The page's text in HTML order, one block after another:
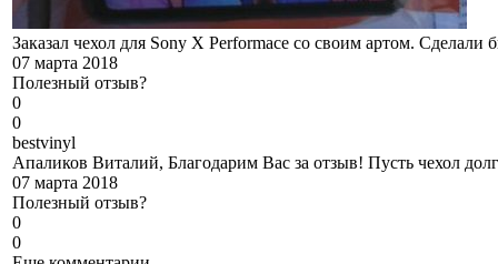
Заказал чехол для Sony X Performace со своим артом. Сделали
07 марта 2018
Полезный отзыв?
0
0
bestvinyl
Апаликов Виталий, Благодарим Вас за отзыв! Пусть чехол
07 марта 2018
Полезный отзыв?
0
0